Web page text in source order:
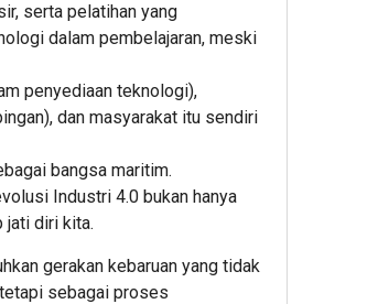
serta pelatihan yang
dalam pembelajaran, meski
penyediaan teknologi),
dan masyarakat itu sendiri
bangsa maritim.
Industri 4.0 bukan hanya
jati diri kita.
gerakan kebaruan yang tidak
sebagai proses